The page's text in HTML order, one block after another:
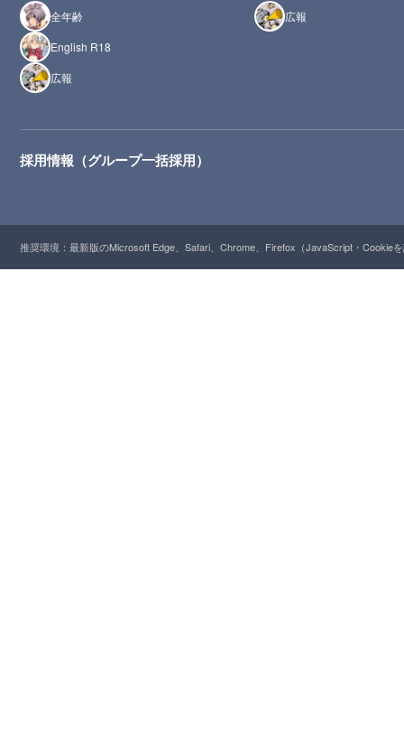
全年齢
English R18
広報
広報
採用情報（グループ一括採用）
推奨環境：最新版のMicrosoft Edge、Safari、Chrome、Firefox（JavaScript・Cookie